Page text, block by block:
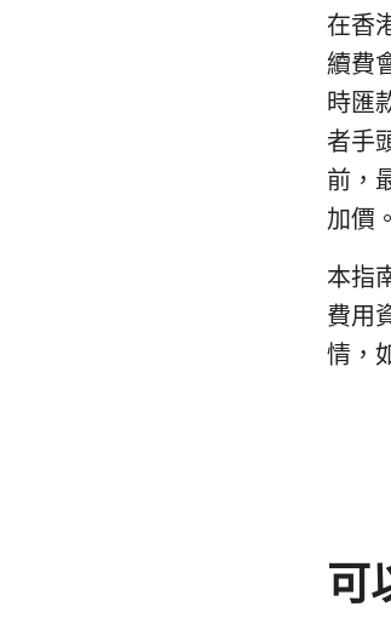
在香
續費
時匯
者手
前，
加價。
本指
費用
情，
可